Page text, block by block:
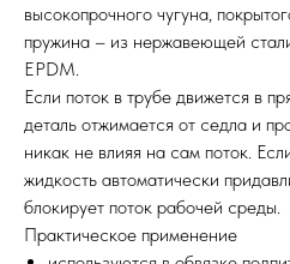
высокопрочного чугуна,
пружина – из нержавеющей
EPDM.
Если поток в трубе движется в
деталь отжимается от седла и
никак не влияя на сам поток.
жидкость автоматически
блокирует поток рабочей среды.
Практическое применение